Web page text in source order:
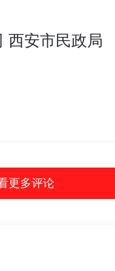
西安市民政局
更多评论